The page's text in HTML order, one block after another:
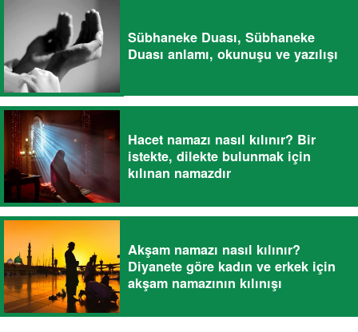
Sübhaneke Duası, Sübhaneke
Duası anlamı, okunuşu ve yazılışı
Hacet namazı nasıl kılınır? Bir
istekte, dilekte bulunmak için
kılınan namazdır
Akşam namazı nasıl kılınır?
Diyanete göre kadın ve erkek için
akşam namazının kılınışı